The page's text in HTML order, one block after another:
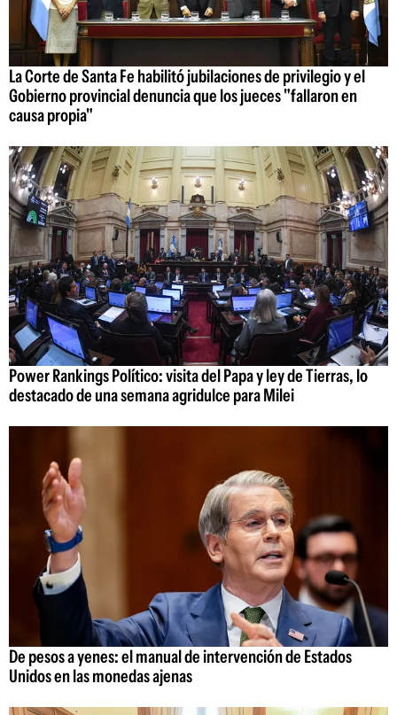
La Corte de Santa Fe habilitó jubilaciones de privilegio y el
Gobierno provincial denuncia que los jueces "fallaron en
causa propia"
Power Rankings Político: visita del Papa y ley de Tierras, lo
destacado de una semana agridulce para Milei
De pesos a yenes: el manual de intervención de Estados
Unidos en las monedas ajenas